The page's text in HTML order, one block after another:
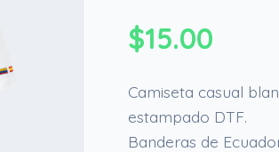
$15.00
Camiseta casual
estampado DTF.
Banderas de